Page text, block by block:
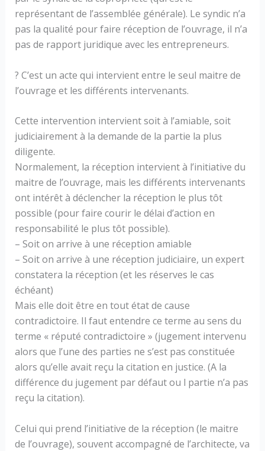
représentant de l’assemblée générale). Le syndic n’a
pas la qualité pour faire réception de l’ouvrage, il n’a
pas de rapport juridique avec les entrepreneurs.
? C’est un acte qui intervient entre le seul maitre de
l’ouvrage et les différents intervenants.
Cette intervention intervient soit à l’amiable, soit
judiciairement à la demande de la partie la plus
diligente.
Normalement, la réception intervient à l’initiative du
maitre de l’ouvrage, mais les différents intervenants
ont intérêt à déclencher la réception le plus tôt
possible (pour faire courir le délai d’action en
responsabilité le plus tôt possible).
– Soit on arrive à une réception amiable
– Soit on arrive à une réception judiciaire, un expert
constatera la réception (et les réserves le cas
échéant)
Mais elle doit être en tout état de cause
contradictoire. Il faut entendre ce terme au sens du
terme « réputé contradictoire » (jugement intervenu
alors que l’une des parties ne s’est pas constituée
alors qu’elle avait reçu la citation en justice. (A la
différence du jugement par défaut ou l partie n’a pas
reçu la citation).
Celui qui prend l’initiative de la réception (le maitre
de l’ouvrage), souvent accompagné de l’architecte, va